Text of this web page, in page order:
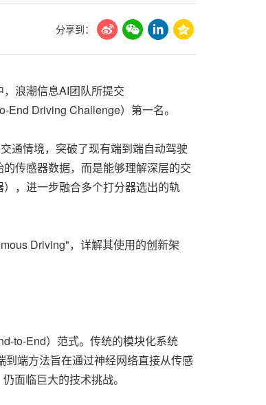
美国临床肿瘤学会(ASCO)
分享到：
浪潮信息AI团队所提交
Driving Challenge）第一名。
通情境，突破了现有端到端自动驾驶
传感器数据，而是能够理解深层的交
，进一步融合多个打分器选出的轨
Driving"，详解其使用的创新架
to-End）范式。传统的模块化系统
到端方法旨在通过神经网络直接从传感
面临巨大的技术挑战。